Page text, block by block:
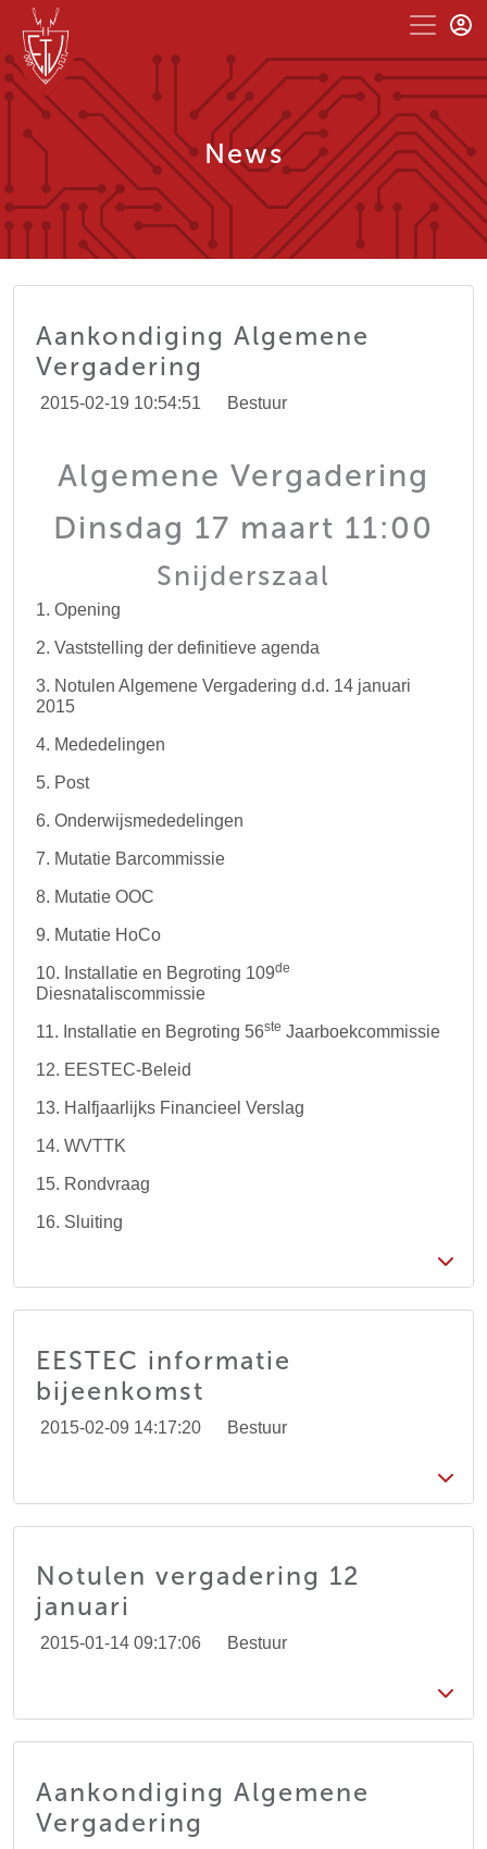
News
Aankondiging Algemene
Vergadering
2015-02-19 10:54:51 Bestuur
Algemene Vergadering
Dinsdag 17 maart 11:00
Snijderszaal
1. Opening
2. Vaststelling der definitieve agenda
3. Notulen Algemene Vergadering d.d. 14 januari
2015
4. Mededelingen
5. Post
6. Onderwijsmededelingen
7. Mutatie Barcommissie
8. Mutatie OOC
9. Mutatie HoCo
10. Installatie en Begroting 109de
Diesnataliscommissie
11. Installatie en Begroting 56ste Jaarboekcommissie
12. EESTEC-Beleid
13. Halfjaarlijks Financieel Verslag
14. WVTTK
15. Rondvraag
16. Sluiting
EESTEC informatie
bijeenkomst
2015-02-09 14:17:20 Bestuur
Notulen vergadering 12
januari
2015-01-14 09:17:06 Bestuur
Aankondiging Algemene
Vergadering